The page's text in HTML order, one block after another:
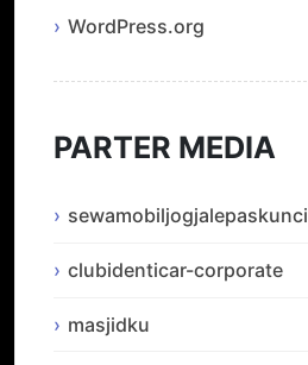
WordPress.org
PARTER MEDIA
sewamobiljogjalepaskunci
clubidenticar-corporate
masjidku